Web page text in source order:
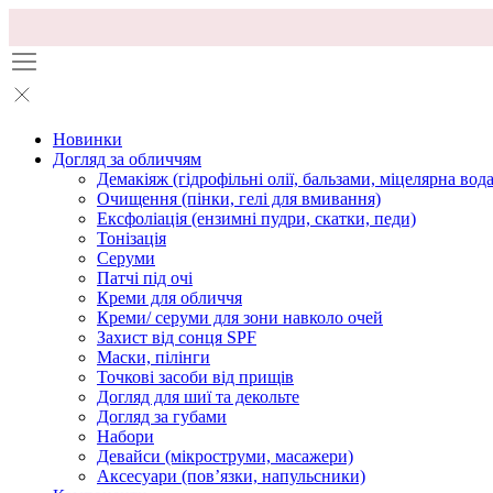
Новинки
Догляд за обличчям
Демакіяж (гідрофільні олії, бальзами, міцелярна
Очищення (пінки, гелі для вмивання)
Ексфоліація (ензимні пудри, скатки, педи)
Тонізація
Серуми
Патчі під очі
Креми для обличчя
Креми/ серуми для зони навколо очей
Захист від сонця SPF
Маски, пілінги
Точкові засоби від прищів
Догляд для шиї та декольте
Догляд за губами
Набори
Девайси (мікроструми, масажери)
Аксесуари (повʼязки, напульсники)